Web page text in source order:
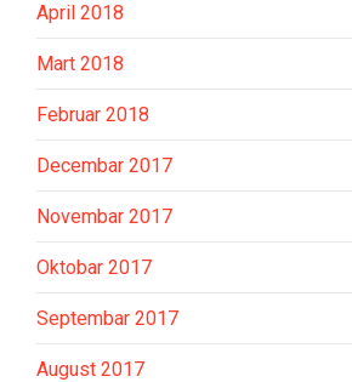
April 2018
Mart 2018
Februar 2018
Decembar 2017
Novembar 2017
Oktobar 2017
Septembar 2017
August 2017